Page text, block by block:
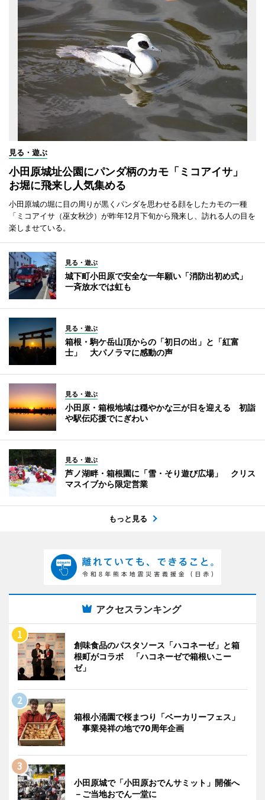
見る・遊ぶ
小田原城址公園にパンダ柄のカモ「ミコアイサ」
お堀に飛来し人気集める
小田原城の堀に目の周りが黒くパンダを思わせる顔をしたカモの一種
「ミコアイサ（巫女秋沙）が昨年12月下旬から飛来し、訪れる人の目を
楽しませている。
見る・遊ぶ
城下町小田原で安全な一年願い「消防出初め式」
一斉放水では虹も
見る・遊ぶ
箱根・駒ケ岳山頂からの「初日の出」と「紅富
士」 大パノラマに感動の声
見る・遊ぶ
小田原・箱根地域は穏やかな三が日を迎える 初詣
や駅伝応援でにぎわい
見る・遊ぶ
芦ノ湖畔・箱根園に「雪・そり遊び広場」 クリス
マスイブから限定営業
もっと見る
アクセスランキング
創味食品のパスタソース「ハコネーゼ」と箱
根町がコラボ 「ハコネーゼで箱根いこー
ゼ」
箱根小涌園で桜まつり「ベーカリーフェス」
事業発祥の地で70周年企画
小田原城で「小田原おでんサミット」開催へ
－ご当地おでん一堂に